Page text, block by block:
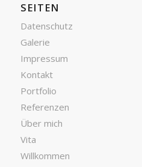
SEITEN
Datenschutz
Galerie
Impressum
Kontakt
Portfolio
Referenzen
Über mich
Vita
Willkommen